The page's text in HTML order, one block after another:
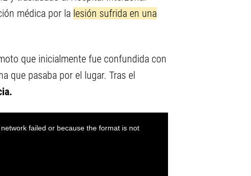
médica por la lesión sufrida en una
que inicialmente fue confundida con
que pasaba por el lugar. Tras el